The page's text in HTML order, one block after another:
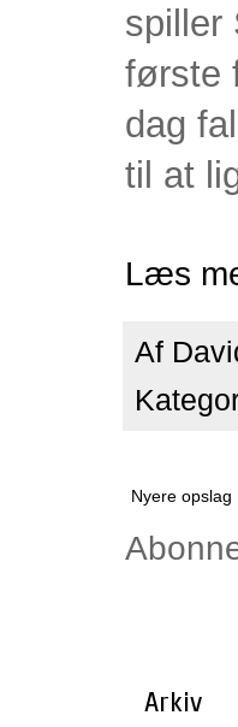
spiller
første
dag
til at
Læs
Af
Nyere opslag
Arkiv